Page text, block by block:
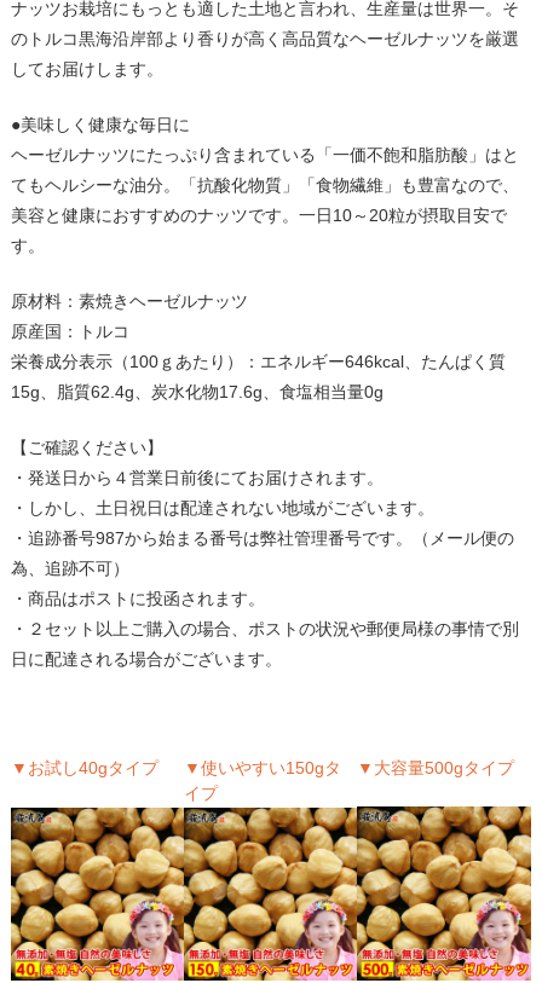
ナッツお栽培にもっとも適した土地と言われ、生産量は世界一。そ
のトルコ黒海沿岸部より香りが高く高品質なヘーゼルナッツを厳選
してお届けします。
●美味しく健康な毎日に
ヘーゼルナッツにたっぷり含まれている「一価不飽和脂肪酸」はと
てもヘルシーな油分。「抗酸化物質」「食物繊維」も豊富なので、
美容と健康におすすめのナッツです。一日10～20粒が摂取目安で
す。
原材料：素焼きヘーゼルナッツ
原産国：トルコ
栄養成分表示（100ｇあたり）：エネルギー646kcal、たんぱく質
15g、脂質62.4g、炭水化物17.6g、食塩相当量0g
【ご確認ください】
・発送日から４営業日前後にてお届けされます。
・しかし、土日祝日は配達されない地域がございます。
・追跡番号987から始まる番号は弊社管理番号です。（メール便の
為、追跡不可）
・商品はポストに投函されます。
・２セット以上ご購入の場合、ポストの状況や郵便局様の事情で別
日に配達される場合がございます。
▼お試し40gタイプ
▼使いやすい150gタ
イプ
▼大容量500gタイプ